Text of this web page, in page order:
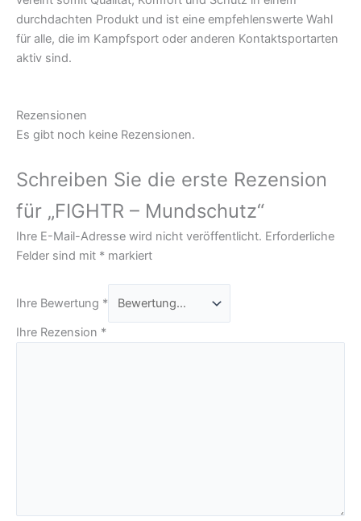
durchdachten Produkt und ist eine empfehlenswerte Wahl
für alle, die im Kampfsport oder anderen Kontaktsportarten
aktiv sind.
Rezensionen
Es gibt noch keine Rezensionen.
Schreiben Sie die erste Rezension
für „FIGHTR – Mundschutz“
Ihre E-Mail-Adresse wird nicht veröffentlicht. Erforderliche
Felder sind mit * markiert
Ihre Bewertung *
Ihre Rezension *